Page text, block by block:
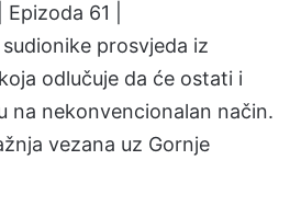
| Epizoda 61 |
prosvjeda iz
odlučuje da će ostati i
na nekonvencionalan način.
vezana uz Gornje